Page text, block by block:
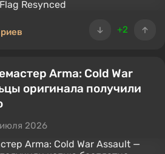
+2
Arma: Cold War
оригинала получили
2026